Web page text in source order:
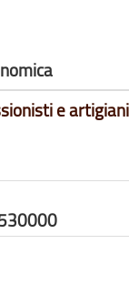
e artigiani